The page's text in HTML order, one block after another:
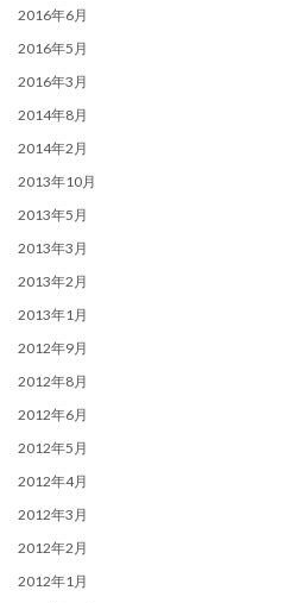
2016年6月
2016年5月
2016年3月
2014年8月
2014年2月
2013年10月
2013年5月
2013年3月
2013年2月
2013年1月
2012年9月
2012年8月
2012年6月
2012年5月
2012年4月
2012年3月
2012年2月
2012年1月